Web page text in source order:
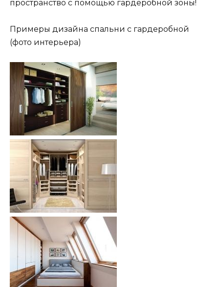
пространство с помощью гардеробной зоны!
Примеры дизайна спальни с гардеробной
(фото интерьера)